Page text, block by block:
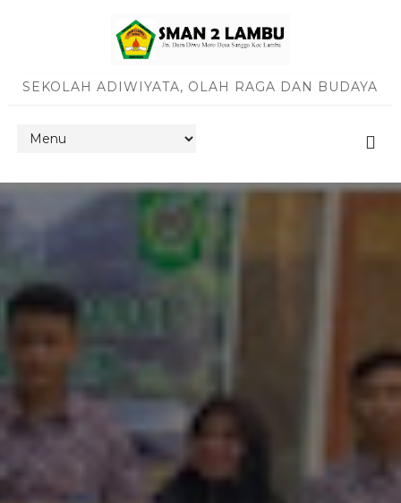
SEKOLAH ADIWIYATA, OLAH RAGA DAN BUDAYA